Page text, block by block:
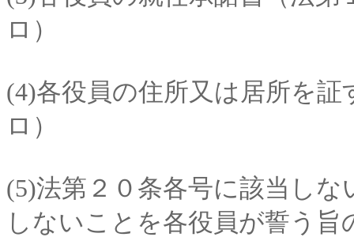
ロ）
(4)各役員の住所又は居所を
ロ）
(5)法第２０条各号に該当し
しないことを各役員が誓う